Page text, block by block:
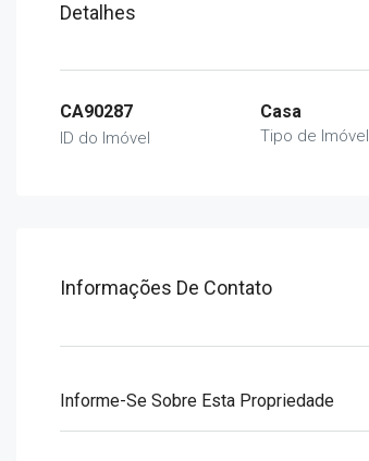
Detalhes
CA90287
ID do Imóvel
Casa
Tipo de Imóvel
Informações De Contato
Informe-Se Sobre Esta Propriedade